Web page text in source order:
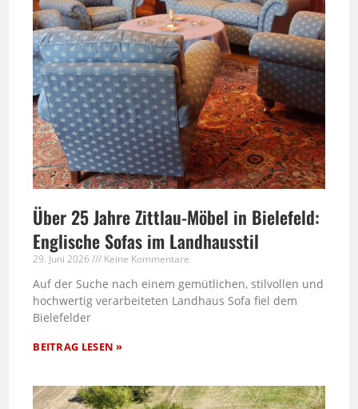
Über 25 Jahre Zittlau-Möbel in Bielefeld:
Englische Sofas im Landhausstil
29. Juni 2026 Keine Kommentare
Auf der Suche nach einem gemütlichen, stilvollen und
hochwertig verarbeiteten Landhaus Sofa fiel dem
Bielefelder
BEITRAG LESEN »